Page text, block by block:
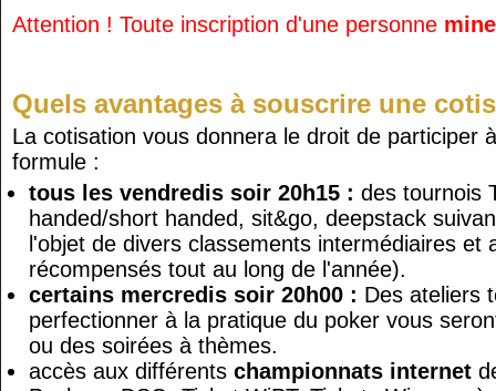
Attention ! Toute inscription d'une personne
Quels avantages à souscrire une
La cotisation vous donnera le droit de participer
formule :
tous les vendredis soir 20h15 : des tournois
handed/short handed, sit&go, deepstack
l'objet de divers classements intermédiaires et
récompensés tout au long de l'année).
certains mercredis soir 20h00 : Des ateliers
perfectionner à la pratique du poker vous
ou des soirées à thèmes.
accès aux différentschampionnats internet